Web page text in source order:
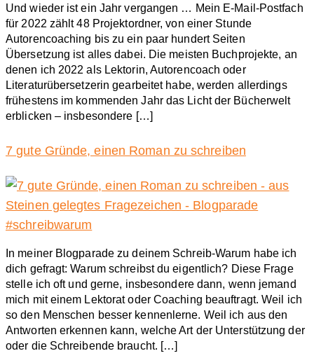
Und wieder ist ein Jahr vergangen … Mein E-Mail-Postfach
für 2022 zählt 48 Projektordner, von einer Stunde
Autorencoaching bis zu ein paar hundert Seiten
Übersetzung ist alles dabei. Die meisten Buchprojekte, an
denen ich 2022 als Lektorin, Autorencoach oder
Literaturübersetzerin gearbeitet habe, werden allerdings
frühestens im kommenden Jahr das Licht der Bücherwelt
erblicken – insbesondere […]
7 gute Gründe, einen Roman zu schreiben
In meiner Blogparade zu deinem Schreib-Warum habe ich
dich gefragt: Warum schreibst du eigentlich? Diese Frage
stelle ich oft und gerne, insbesondere dann, wenn jemand
mich mit einem Lektorat oder Coaching beauftragt. Weil ich
so den Menschen besser kennenlerne. Weil ich aus den
Antworten erkennen kann, welche Art der Unterstützung der
oder die Schreibende braucht. […]